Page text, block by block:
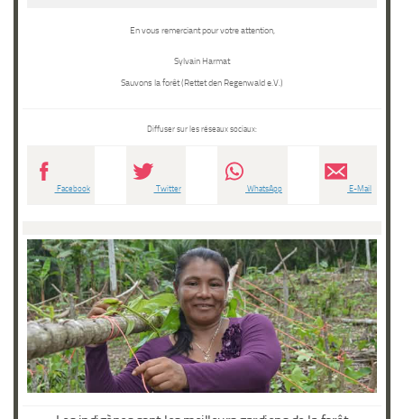
En vous remerciant pour votre attention,
Sylvain Harmat
Sauvons la forêt (Rettet den Regenwald e.V.)
Diffuser sur les réseaux sociaux:
Facebook Twitter WhatsApp E-Mail